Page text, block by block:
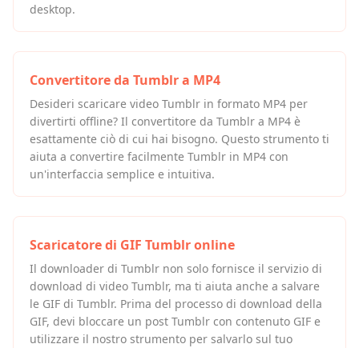
desktop.
Convertitore da Tumblr a MP4
Desideri scaricare video Tumblr in formato MP4 per
divertirti offline? Il convertitore da Tumblr a MP4 è
esattamente ciò di cui hai bisogno. Questo strumento ti
aiuta a convertire facilmente Tumblr in MP4 con
un'interfaccia semplice e intuitiva.
Scaricatore di GIF Tumblr online
Il downloader di Tumblr non solo fornisce il servizio di
download di video Tumblr, ma ti aiuta anche a salvare
le GIF di Tumblr. Prima del processo di download della
GIF, devi bloccare un post Tumblr con contenuto GIF e
utilizzare il nostro strumento per salvarlo sul tuo